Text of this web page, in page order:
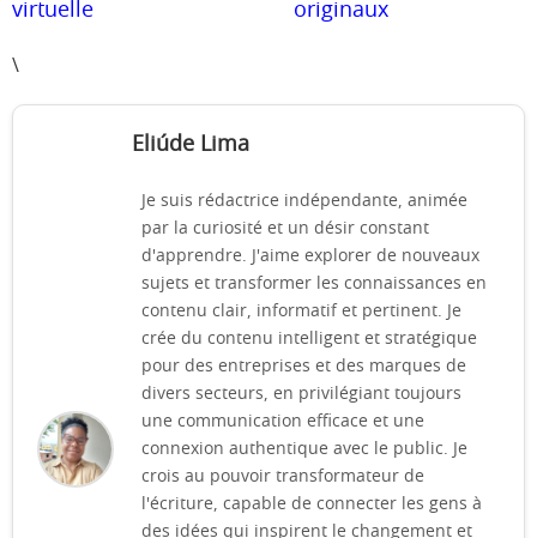
virtuelle
originaux
\
Eliúde Lima
Je suis rédactrice indépendante, animée
par la curiosité et un désir constant
d'apprendre. J'aime explorer de nouveaux
sujets et transformer les connaissances en
contenu clair, informatif et pertinent. Je
crée du contenu intelligent et stratégique
pour des entreprises et des marques de
divers secteurs, en privilégiant toujours
une communication efficace et une
connexion authentique avec le public. Je
crois au pouvoir transformateur de
l'écriture, capable de connecter les gens à
des idées qui inspirent le changement et